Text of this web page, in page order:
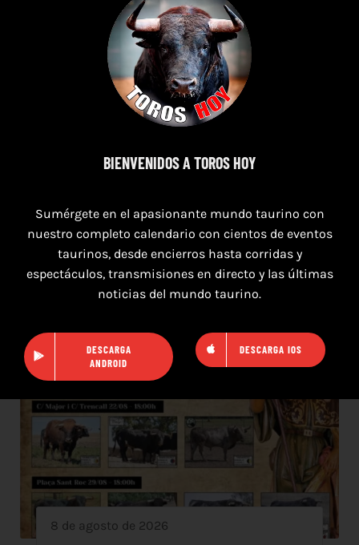
8 de agosto de 2026
BIENVENIDOS A TOROS HOY
Sumérgete en el apasionante mundo taurino con
nuestro completo calendario con cientos de eventos
taurinos, desde encierros hasta corridas y
espectáculos, transmisiones en directo y las últimas
noticias del mundo taurino.
DESCARGA
ANDROID
DESCARGA IOS